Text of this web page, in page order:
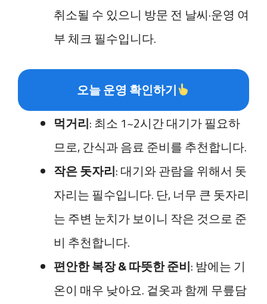
취소될 수 있으니 방문 전 날씨·운영 여
부 체크 필수입니다.
오늘 운영 확인하기
먹거리: 최소 1~2시간 대기가 필요하
므로, 간식과 음료 준비를 추천합니다.
작은 돗자리: 대기와 관람을 위해서 돗
자리는 필수입니다. 단, 너무 큰 돗자리
는 주변 눈치가 보이니 작은 것으로 준
비 추천합니다.
편안한 복장 & 따뜻한 준비: 밤에는 기
온이 매우 낮아요. 겉옷과 함께 무릎담